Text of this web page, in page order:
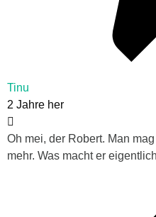
Tinu
2 Jahre her
Oh mei, der Robert. Man
mehr. Was macht er